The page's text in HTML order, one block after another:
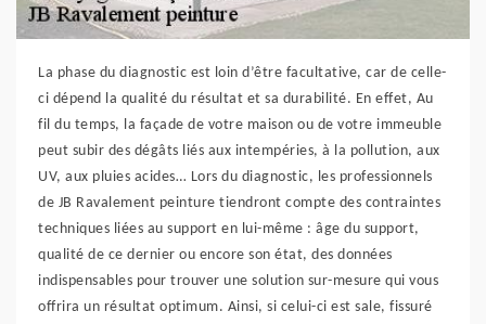
La phase du diagnostic est loin d’être facultative, car de celle-
ci dépend la qualité du résultat et sa durabilité. En effet, Au
fil du temps, la façade de votre maison ou de votre immeuble
peut subir des dégâts liés aux intempéries, à la pollution, aux
UV, aux pluies acides… Lors du diagnostic, les professionnels
de JB Ravalement peinture tiendront compte des contraintes
techniques liées au support en lui-même : âge du support,
qualité de ce dernier ou encore son état, des données
indispensables pour trouver une solution sur-mesure qui vous
offrira un résultat optimum. Ainsi, si celui-ci est sale, fissuré